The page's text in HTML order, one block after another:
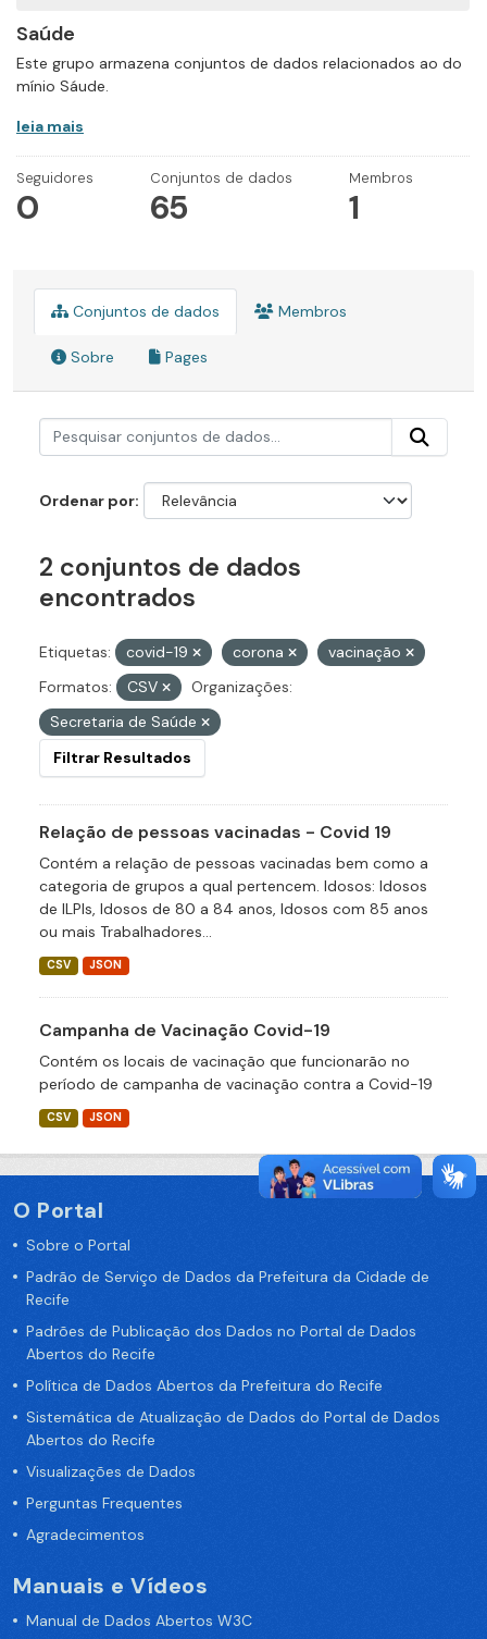
Saúde
Este grupo armazena conjuntos de dados relacionados ao do
mínio Sáude.
leia mais
Seguidores
0
Conjuntos de dados
65
Membros
1
Conjuntos de dados Membros
Sobre Pages
Ordenar por
2 conjuntos de dados
encontrados
Etiquetas: covid-19 corona
vacinação
Formatos:
CSV
Organizações:
Secretaria de Saúde
Filtrar Resultados
Relação de pessoas vacinadas - Covid 19
Contém a relação de pessoas vacinadas bem como a
categoria de grupos a qual pertencem. Idosos: Idosos
de ILPIs, Idosos de 80 a 84 anos, Idosos com 85 anos
ou mais Trabalhadores...
CSV JSON
Campanha de Vacinação Covid-19
Contém os locais de vacinação que funcionarão no
período de campanha de vacinação contra a Covid-19
CSV JSON
O Portal
Sobre o Portal
Padrão de Serviço de Dados da Prefeitura da Cidade de
Recife
Padrões de Publicação dos Dados no Portal de Dados
Abertos do Recife
Política de Dados Abertos da Prefeitura do Recife
Sistemática de Atualização de Dados do Portal de Dados
Abertos do Recife
Visualizações de Dados
Perguntas Frequentes
Agradecimentos
Manuais e Vídeos
Manual de Dados Abertos W3C